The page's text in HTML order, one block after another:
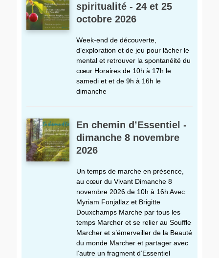
spiritualité - 24 et 25
octobre 2026
Week-end de découverte,
d’exploration et de jeu pour lâcher le
mental et retrouver la spontanéité du
cœur Horaires de 10h à 17h le
samedi et et de 9h à 16h le
dimanche
En chemin d’Essentiel -
dimanche 8 novembre
2026
Un temps de marche en présence,
au cœur du Vivant Dimanche 8
novembre 2026 de 10h à 16h Avec
Myriam Fonjallaz et Brigitte
Douxchamps Marche par tous les
temps Marcher et se relier au Souffle
Marcher et s’émerveiller de la Beauté
du monde Marcher et partager avec
l’autre un fragment d’Essentiel